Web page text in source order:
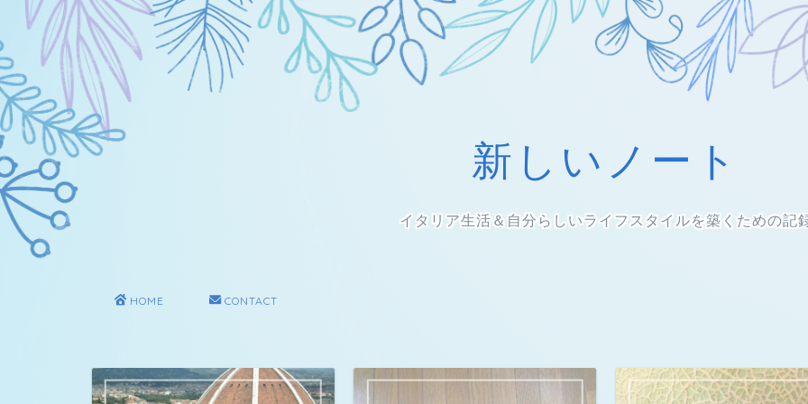
新しいノート
イタリア生活＆自分らしいライフスタイルを築くための記
HOME CONTACT